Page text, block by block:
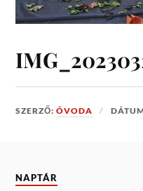
SZERZŐ:ÓVODA
NAPTÁR